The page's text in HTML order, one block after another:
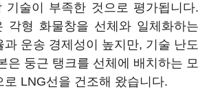
기술이 부족한 것으로 평가됩니다.
각형 화물창을 선체와 일체화하는
과 운송 경제성이 높지만, 기술 난도
은 둥근 탱크를 선체에 배치하는 모
로 LNG선을 건조해 왔습니다.